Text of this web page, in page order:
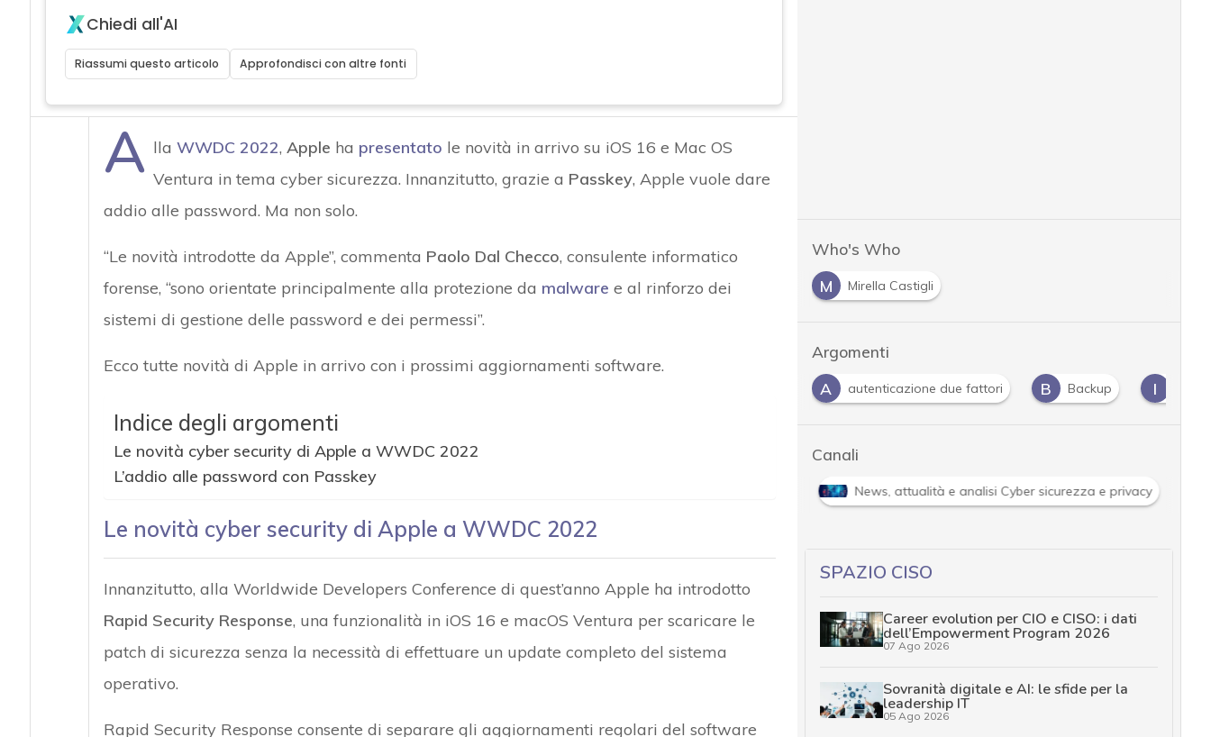
Chiedi all'AI
Riassumi questo articolo Approfondisci con altre fonti
A lla WWDC 2022, Apple ha presentato le novità in arrivo su iOS 16 e Mac OS
Ventura in tema cyber sicurezza. Innanzitutto, grazie a Passkey, Apple vuole dare
addio alle password. Ma non solo.
“Le novità introdotte da Apple”, commenta Paolo Dal Checco, consulente informatico
forense, “sono orientate principalmente alla protezione da malware e al rinforzo dei
sistemi di gestione delle password e dei permessi”.
Ecco tutte novità di Apple in arrivo con i prossimi aggiornamenti software.
Indice degli argomenti
Le novità cyber security di Apple a WWDC 2022
L’addio alle password con Passkey
Le novità cyber security di Apple a WWDC 2022
Innanzitutto, alla Worldwide Developers Conference di quest’anno Apple ha introdotto
Rapid Security Response, una funzionalità in iOS 16 e macOS Ventura per scaricare le
patch di sicurezza senza la necessità di effettuare un update completo del sistema
operativo.
Rapid Security Response consente di separare gli aggiornamenti regolari del software
Who's Who
M
Mirella Castigli
Argomenti
A autenticazione due fattori B Backup I
Canali
Attacchi hacker e Malware: le ultime news in tempo reale e gli approfondimenti News, attualità e analisi Cyber sicurezza e privacy
SPAZIO CISO
Career evolution per CIO e CISO: i dati
dell’Empowerment Program 2026
07 Ago 2026
Sovranità digitale e AI: le sfide per la
leadership IT
05 Ago 2026